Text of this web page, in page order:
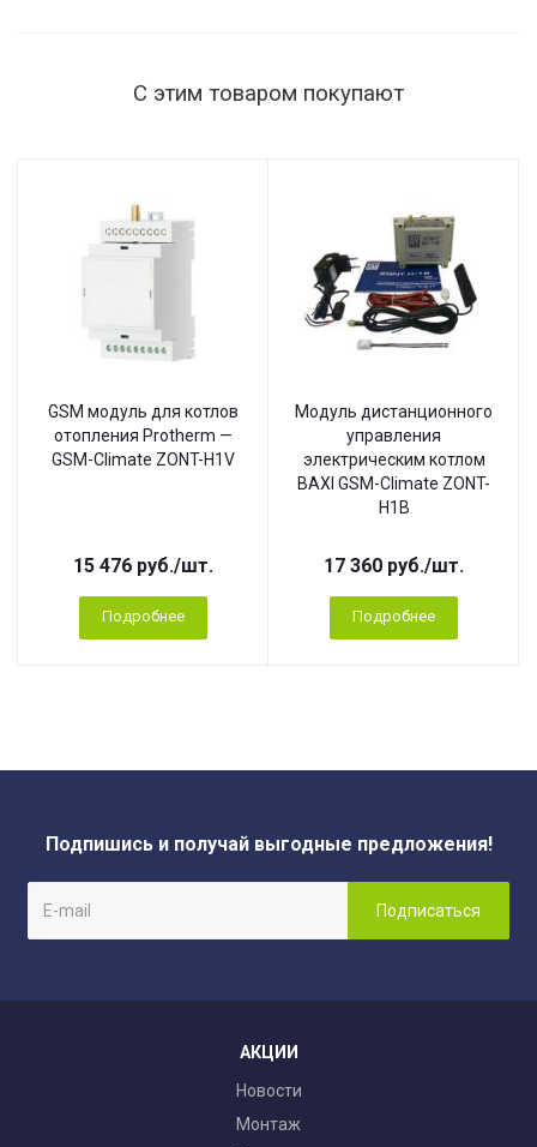
С этим товаром покупают
GSM модуль для котлов
отопления Protherm —
GSM-Climate ZONT-H1V
15 476 руб./шт.
Подробнее
Модуль дистанционного
управления
электрическим котлом
BAXI GSM-Climate ZONT-
H1B
17 360 руб./шт.
Подробнее
Подпишись и получай выгодные предложения!
АКЦИИ
Новости
Монтаж